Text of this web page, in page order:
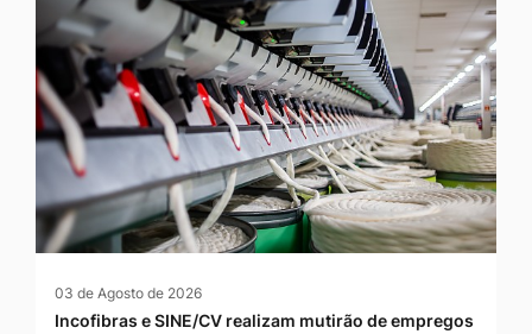
03 de Agosto de 2026
Incofibras e SINE/CV realizam mutirão de empregos